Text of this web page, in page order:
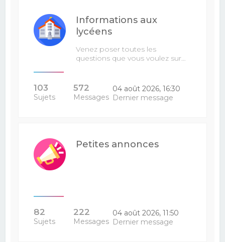
Informations aux
lycéens
Venez poser toutes les
questions que vous voulez sur…
103
Sujets
572
Messages
04 août 2026, 16:30
Dernier message
Petites annonces
82
Sujets
222
Messages
04 août 2026, 11:50
Dernier message